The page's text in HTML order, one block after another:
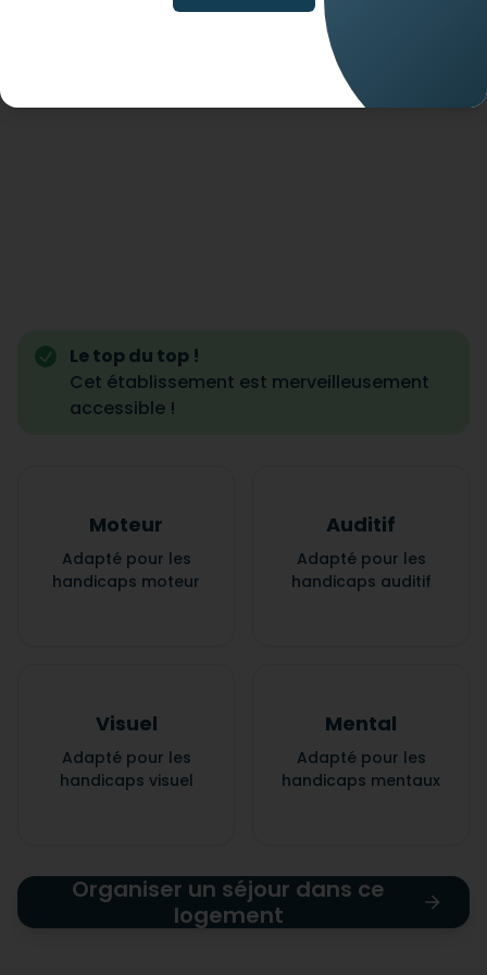
Le top du top !
Cet établissement est merveilleusement
accessible !
Moteur
Adapté pour les
handicaps moteur
Auditif
Adapté pour les
handicaps auditif
Visuel
Adapté pour les
handicaps visuel
Mental
Adapté pour les
handicaps mentaux
Organiser un séjour dans ce
logement